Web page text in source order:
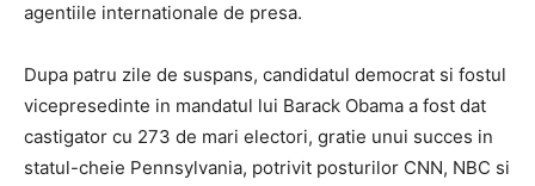
agentiile internationale de presa.
Dupa patru zile de suspans, candidatul democrat si fostul
vicepresedinte in mandatul lui Barack Obama a fost dat
castigator cu 273 de mari electori, gratie unui succes in
statul-cheie Pennsylvania, potrivit posturilor CNN, NBC si